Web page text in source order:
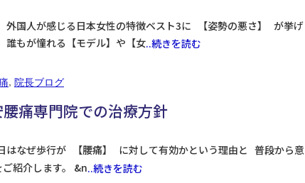
外国人が感じる日本女性の特徴ベスト3に 【姿勢の悪さ】 が挙げ
もが憧れる【モデル】や【女..続きを読む
院長ブログ
専門院での治療方針
はなぜ歩行が 【腰痛】 に対して有効かという理由と 普段から意
紹介します。 &n..続きを読む